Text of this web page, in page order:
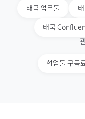
태국 업무툴
태국
협업툴 구독